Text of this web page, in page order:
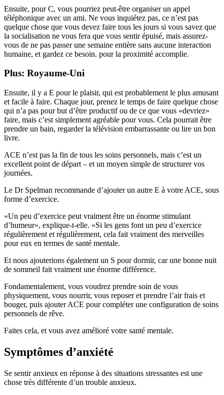
Ensuite, pour C, vous pourriez peut-être organiser un appel
téléphonique avec un ami. Ne vous inquiétez pas, ce n’est pas
quelque chose que vous devez faire tous les jours si vous savez que
la socialisation ne vous fera que vous sentir épuisé, mais assurez-
vous de ne pas passer une semaine entière sans aucune interaction
humaine, et gardez ce besoin. pour la proximité accomplie.
Plus: Royaume-Uni
Ensuite, il y a E pour le plaisir, qui est probablement le plus amusant
et facile à faire. Chaque jour, prenez le temps de faire quelque chose
qui n’a pas pour but d’être productif ou de ce que vous «devriez»
faire, mais c’est simplement agréable pour vous. Cela pourrait être
prendre un bain, regarder la télévision embarrassante ou lire un bon
livre.
ACE n’est pas la fin de tous les soins personnels, mais c’est un
excellent point de départ – et un moyen simple de structurer vos
journées.
Le Dr Spelman recommande d’ajouter un autre E à votre ACE, sous
forme d’exercice.
«Un peu d’exercice peut vraiment être un énorme stimulant
d’humeur», explique-t-elle. «Si les gens font un peu d’exercice
régulièrement et régulièrement, cela fait vraiment des merveilles
pour eux en termes de santé mentale.
Et nous ajouterions également un S pour dormir, car une bonne nuit
de sommeil fait vraiment une énorme différence.
Fondamentalement, vous voudrez prendre soin de vous
physiquement, vous nourrir, vous reposer et prendre l’air frais et
bouger, puis ajouter ACE pour compléter une configuration de soins
personnels de rêve.
Faites cela, et vous avez amélioré votre santé mentale.
Symptômes d’anxiété
Se sentir anxieux en réponse à des situations stressantes est une
chose très différente d’un trouble anxieux.